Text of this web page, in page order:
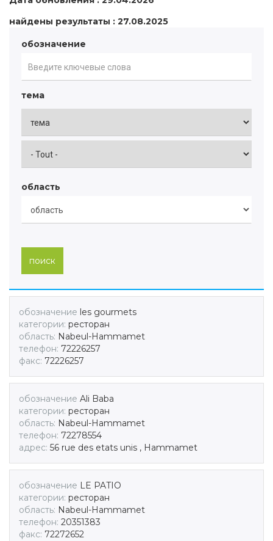
найдены результаты : 27.08.2025
обозначение
тема
область
поиск
обозначение les gourmets
категории: ресторан
область: Nabeul-Hammamet
телефон: 72226257
факс: 72226257
обозначение Ali Baba
категории: ресторан
область: Nabeul-Hammamet
телефон: 72278554
адрес: 56 rue des etats unis , Hammamet
обозначение LE PATIO
категории: ресторан
область: Nabeul-Hammamet
телефон: 20351383
факс: 72272652